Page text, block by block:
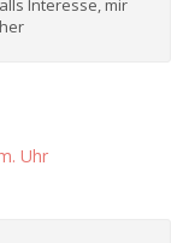
Interesse, mir
Uhr